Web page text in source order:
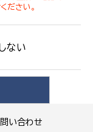
い合わせ
ださい。
ない